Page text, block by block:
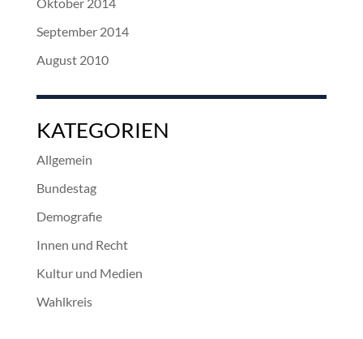
Oktober 2014
September 2014
August 2010
KATEGORIEN
Allgemein
Bundestag
Demografie
Innen und Recht
Kultur und Medien
Wahlkreis